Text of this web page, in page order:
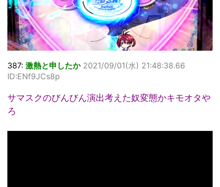
387: 激熱と申したか 2021/09/01(水) 21:48:38.66
ID:ENf9JCs8p
サマスクのびんびん演出考えた奴変態かキモオタや
ろ